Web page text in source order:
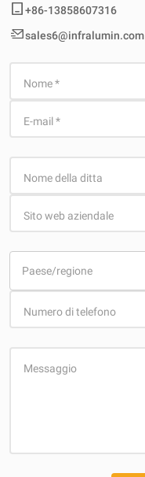
+86-13858607316
sales6@infralumin.com
Nome*
E-mail *
Nome della ditta
Sito web aziendale
Paese/regione
Numero di telefono
Messaggio